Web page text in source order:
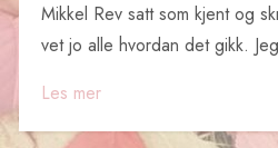
Mikkel Rev satt som kjent og
vet jo alle hvordan det gikk.
Les mer